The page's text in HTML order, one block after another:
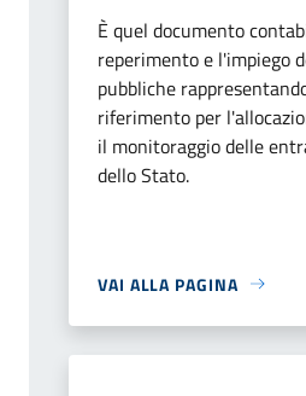
È quel documento
reperimento e l'impiego
pubbliche
riferimento per
il monitoraggio delle
dello Stato.
VAI ALLA PAGINA